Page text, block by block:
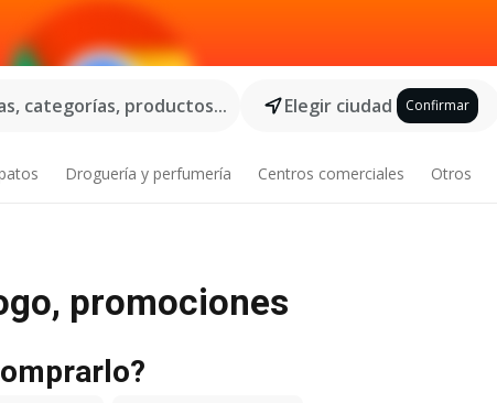
categorías, productos...
Elegir ciudad Confirmar
Droguería y perfumería Centros comerciales Otros
promociones